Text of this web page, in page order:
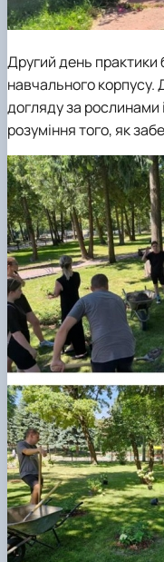
Другий день практики
навчального корпусу.
догляду за рослинами
розуміння того, як